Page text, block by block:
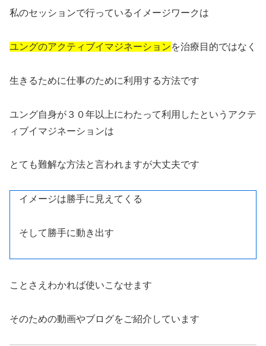
私のセッションで行っているイメージワークは
ユングのアクティブイマジネーションを治療目的ではなく
生きるために仕事のために利用する方法です
ユング自身が３０年以上にわたって利用したというアクテ
ィブイマジネーションは
とても難解な方法と言われますが大丈夫です
イメージは勝手に見えてくる
そして勝手に動き出す
ことさえわかれば使いこなせます
そのための動画やブログをご紹介しています